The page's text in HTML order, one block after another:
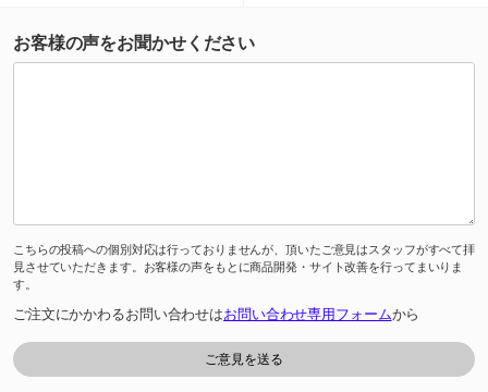
お客様の声をお聞かせください
こちらの投稿への個別対応は行っておりませんが、頂いたご意見はスタッフがすべて拝
見させていただきます。お客様の声をもとに商品開発・サイト改善を行ってまいりま
す。
ご注文にかかわるお問い合わせはお問い合わせ専用フォームから